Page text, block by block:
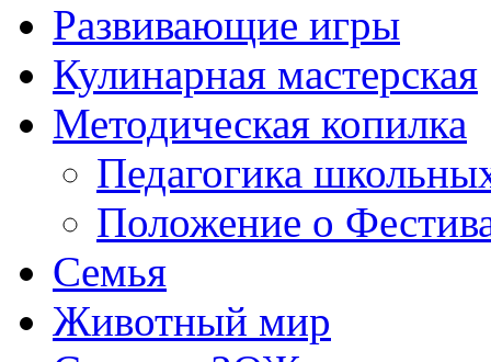
Развивающие игры
Кулинарная мастерская
Методическая копилка
Педагогика
Положение о
Семья
Животный мир